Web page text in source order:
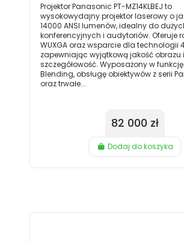
Projektor Panasonic PT-MZ14KLBEJ to
wysokowydajny projektor laserowy o
14000 ANSI lumenów, idealny do
konferencyjnych i audytoriów. Oferuje
WUXGA oraz wsparcie dla technologii
zapewniając wyjątkową jakość obrazu i
szczegółowość. Wyposażony w
Blending, obsługę obiektywów z serii
oraz trwałe...
82 000 zł
Dodaj do koszyka